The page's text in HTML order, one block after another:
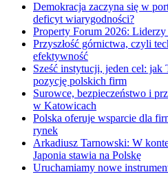
Demokracja zaczyna się w
deficyt wiarygodności?
Property Forum 2026:
Przyszłość górnictwa, czyli
efektywność
Sześć instytucji, jeden cel: jak
pozycję polskich firm
Surowce, bezpieczeństwo i
w Katowicach
Polska oferuje wsparcie dla
rynek
Arkadiusz Tarnowski: W
Japonia stawia na Polskę
Uruchamiamy nowe